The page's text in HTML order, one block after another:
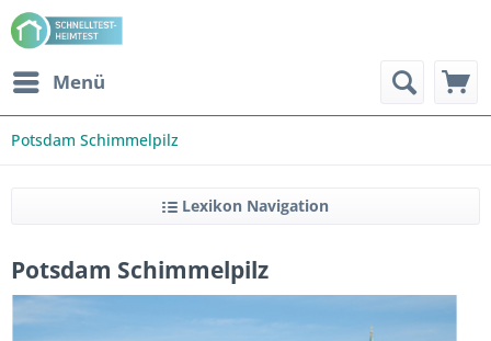
Menü
Potsdam Schimmelpilz
Lexikon Navigation
Potsdam Schimmelpilz